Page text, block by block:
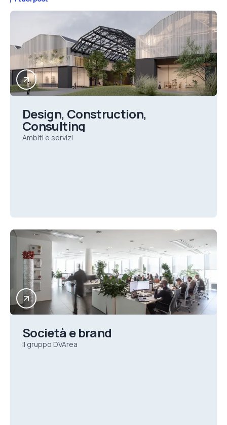
Design, Construction,
Consulting
Ambiti e servizi
Società e brand
Il gruppo DVArea